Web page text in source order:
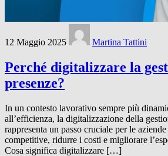
12 Maggio 2025 Martina Tattini
Perché digitalizzare la
presenze?
In un contesto lavorativo sempre più
all’efficienza, la digitalizzazione della
rappresenta un passo cruciale per le
competitive, ridurre i costi e migliorare
Cosa significa digitalizzare […]